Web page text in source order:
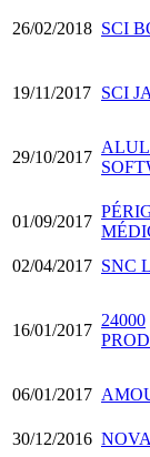
26/02/2018 SCI
19/11/2017 SCI
29/10/2017
01/09/2017
02/04/2017 SNC
16/01/2017
24000
06/01/2017
30/12/2016